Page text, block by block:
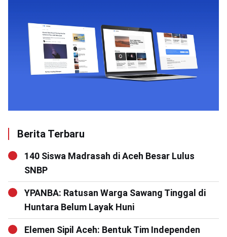
Berita Terbaru
140 Siswa Madrasah di Aceh Besar Lulus
SNBP
YPANBA: Ratusan Warga Sawang Tinggal di
Huntara Belum Layak Huni
Elemen Sipil Aceh: Bentuk Tim Independen